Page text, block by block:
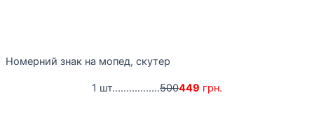
Номерний знак на мопед, скутер
1 шт.................500449 грн.